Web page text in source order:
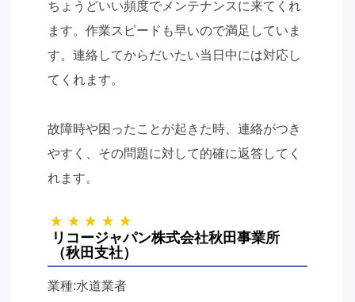
ちょうどいい頻度でメンテナンスに来てくれ
ます。作業スピードも早いので満足していま
す。連絡してからだいたい当日中には対応し
てくれます。
故障時や困ったことが起きた時、連絡がつき
やすく、その問題に対して的確に返答してく
れます。
リコージャパン株式会社秋田事業所
（秋田支社）
業種:水道業者